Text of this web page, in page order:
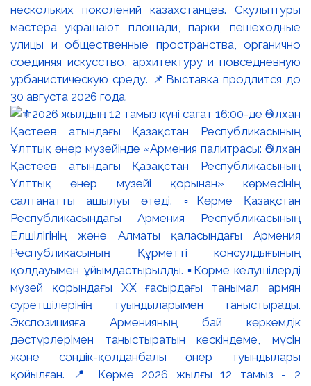
нескольких поколений казахстанцев. Скульптуры
мастера украшают площади, парки, пешеходные
улицы и общественные пространства, органично
соединяя искусство, архитектуру и повседневную
урбанистическую среду. 📌Выставка продлится до
30 августа 2026 года.